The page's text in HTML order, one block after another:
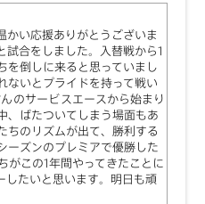
かい応援ありがとうございま
試合をしました。入替戦から1
を倒しに来ると思っていまし
ないとプライドを持って戦い
のサービスエースから始まり
、ばたついてしまう場面もあ
ちのリズムが出て、勝利する
ーズンのプレミアで優勝した
がこの1年間やってきたことに
したいと思います。明日も頑